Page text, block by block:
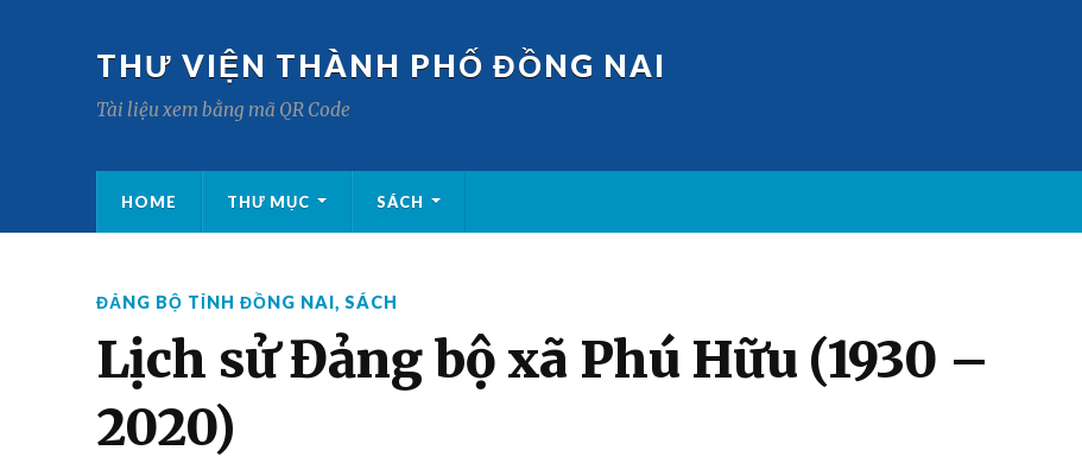
THƯ VIỆN THÀNH PHỐ ĐỒNG NAI
Tài liệu xem bằng mã QR Code
HOME THƯ MỤC SÁCH
ĐẢNG BỘ TỈNH ĐỒNG NAI, SÁCH
Lịch sử Đảng bộ xã Phú Hữu (1930 –
2020)